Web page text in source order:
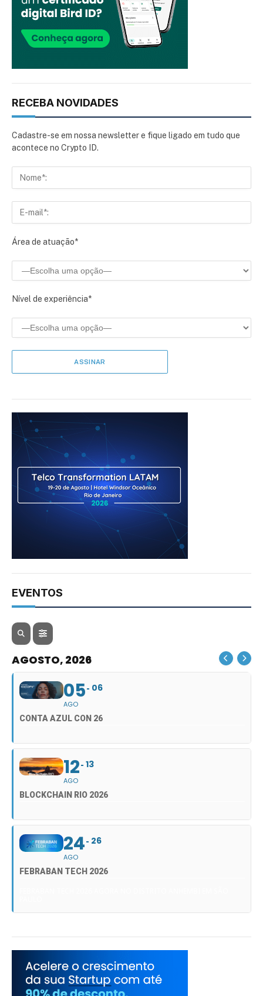
RECEBA NOVIDADES
Cadastre-se em nossa newsletter e fique ligado em tudo que
acontece no Crypto ID.
Área de atuação*
Nível de experiência*
EVENTOS
AGOSTO, 2026
05
AGO
06
CONTA AZUL CON 26
12
AGO
13
BLOCKCHAIN RIO 2026
24
AGO
26
FEBRABAN TECH 2026